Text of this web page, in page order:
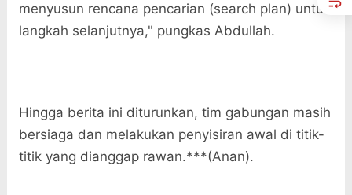
menyusun rencana pencarian (search plan) untuk
langkah selanjutnya," pungkas Abdullah.
Hingga berita ini diturunkan, tim gabungan masih
bersiaga dan melakukan penyisiran awal di titik-
titik yang dianggap rawan.***(Anan).